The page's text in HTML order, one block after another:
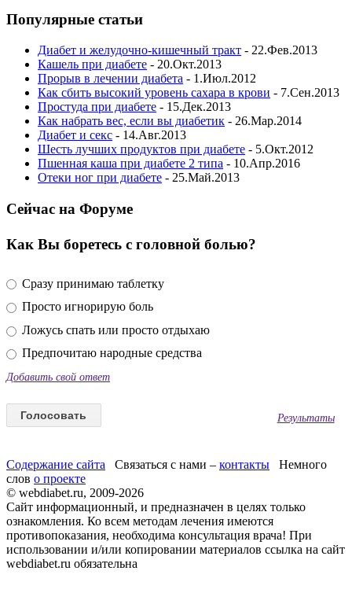
Популярные статьи
Диабет и желудочно-кишечный тракт - 22.Фев.2013
Кашель при диабете - 20.Окт.2013
Прорыв в лечении диабета - 1.Июл.2012
Как сбить высокий уровень сахара в крови - 7.Сен.2013
Простуда при диабете - 15.Дек.2013
Как набрать вес, если вы диабетик - 26.Мар.2014
Диабет и секс - 14.Авг.2013
Шесть лучших продуктов при диабете - 5.Окт.2012
Пшенная каша при диабете 2 типа - 10.Апр.2016
Отеки ног при диабете - 25.Май.2013
Сейчас на Форуме
Как Вы боретесь с головной болью?
Сразу принимаю таблетку
Просто игнорирую боль
Ложусь спать или просто отдыхаю
Предпочитаю народные средства
Добавить свой ответ
Результаты
Содержание сайта Связаться с нами – контакты Немного
слов о проекте
© webdiabet.ru, 2009-2026
Сайт информационный, и предназначен в целях только
ознакомления. Ко всем методам лечения имеются
противопоказания, необходима консультация врача! При
использовании и/или копировании материалов ссылка на сайт
webdiabet.ru обязательна